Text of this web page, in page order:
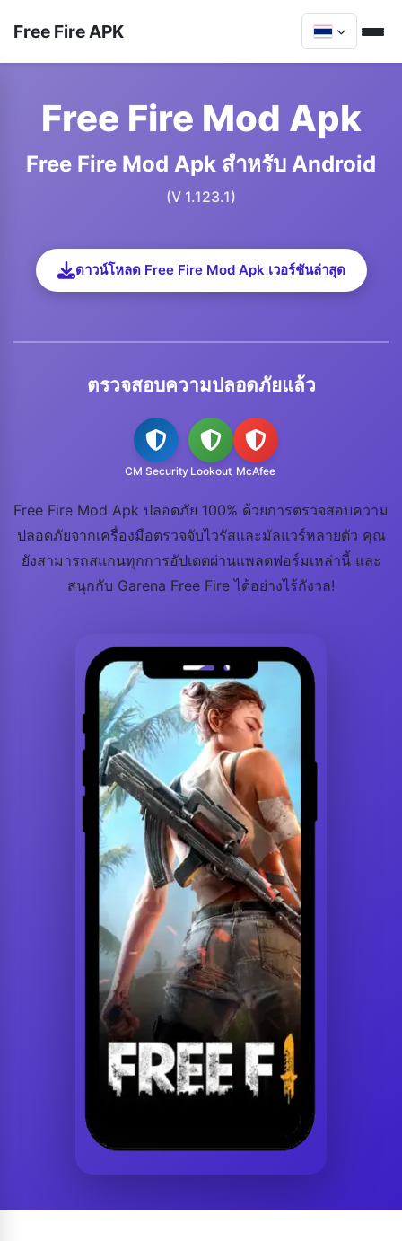
Free Fire APK
Free Fire Mod Apk
Free Fire Mod Apk สำหรับ Android
(V 1.123.1)
ดาวน์โหลด Free Fire Mod Apk เวอร์ชันล่าสุด
ตรวจสอบความปลอดภัยแล้ว
CM Security Lookout McAfee
Free Fire Mod Apk ปลอดภัย 100% ด้วยการตรวจสอบความ
ปลอดภัยจากเครื่องมือตรวจจับไวรัสและมัลแวร์หลายตัว คุณ
ยังสามารถสแกนทุกการอัปเดตผ่านแพลตฟอร์มเหล่านี้ และ
สนุกกับ Garena Free Fire ได้อย่างไร้กังวล!